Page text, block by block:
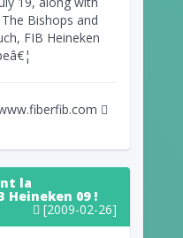
Bishops and
FIB Heineken
la
Heineken 09 !
[2009-02-26]